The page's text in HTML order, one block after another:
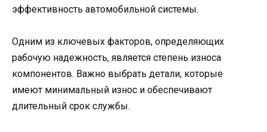
эффективность автомобильной системы.
Одним из ключевых факторов, определяющих
рабочую надежность, является степень износа
компонентов. Важно выбрать детали, которые
имеют минимальный износ и обеспечивают
длительный срок службы.